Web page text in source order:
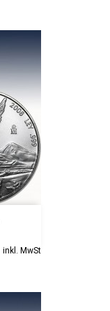
inkl. MwSt